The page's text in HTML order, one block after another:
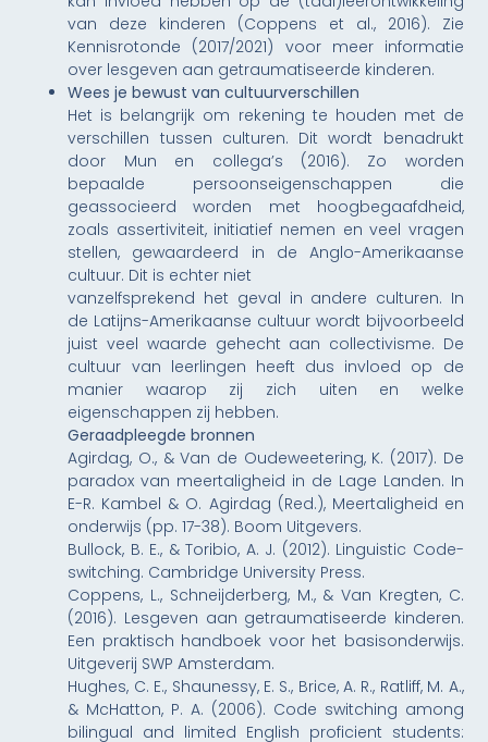
van deze kinderen (Coppens et al., 2016). Zie
Kennisrotonde (2017/2021) voor meer informatie
over lesgeven aan getraumatiseerde kinderen.
Wees je bewust van cultuurverschillen
Het is belangrijk om rekening te houden met de
verschillen tussen culturen. Dit wordt benadrukt
door Mun en collega’s (2016). Zo worden
bepaalde persoonseigenschappen die
geassocieerd worden met hoogbegaafdheid,
zoals assertiviteit, initiatief nemen en veel vragen
stellen, gewaardeerd in de Anglo-Amerikaanse
cultuur. Dit is echter niet
vanzelfsprekend het geval in andere culturen. In
de Latijns-Amerikaanse cultuur wordt bijvoorbeeld
juist veel waarde gehecht aan collectivisme. De
cultuur van leerlingen heeft dus invloed op de
manier waarop zij zich uiten en welke
eigenschappen zij hebben.
Geraadpleegde bronnen
Agirdag, O., & Van de Oudeweetering, K. (2017). De
paradox van meertaligheid in de Lage Landen. In
E-R. Kambel & O. Agirdag (Red.), Meertaligheid en
onderwijs (pp. 17-38). Boom Uitgevers.
Bullock, B. E., & Toribio, A. J. (2012). Linguistic Code-
switching. Cambridge University Press.
Coppens, L., Schneijderberg, M., & Van Kregten, C.
(2016). Lesgeven aan getraumatiseerde kinderen.
Een praktisch handboek voor het basisonderwijs.
Uitgeverij SWP Amsterdam.
Hughes, C. E., Shaunessy, E. S., Brice, A. R., Ratliff, M. A.,
& McHatton, P. A. (2006). Code switching among
bilingual and limited English proficient students: